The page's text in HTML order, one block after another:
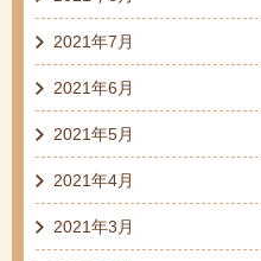
2021年7月
2021年6月
2021年5月
2021年4月
2021年3月